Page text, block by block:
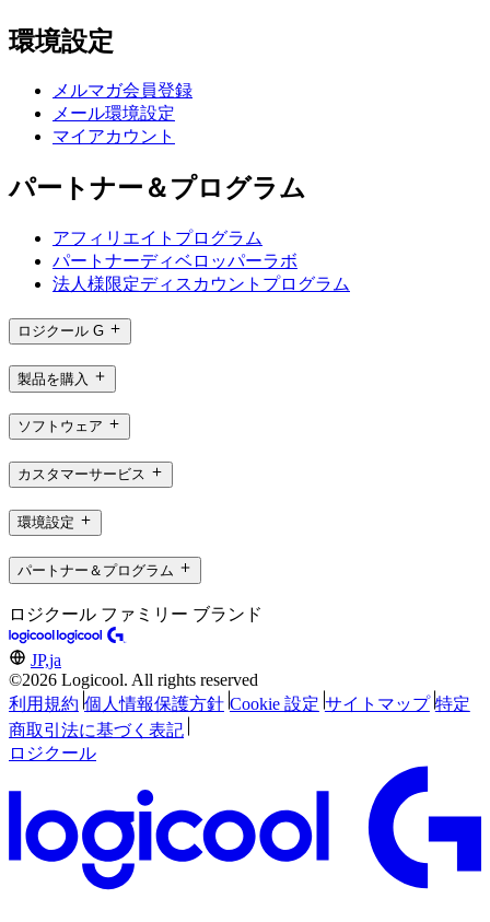
環境設定
メルマガ会員登録
メール環境設定
マイアカウント
パートナー＆プログラム
アフィリエイトプログラム
パートナーディベロッパーラボ
法人様限定ディスカウントプログラム
ロジクール G
製品を購入
ソフトウェア
カスタマーサービス
環境設定
パートナー＆プログラム
ロジクール ファミリー ブランド
JP,ja
©2026 Logicool. All rights reserved
利用規約 個人情報保護方針 Cookie 設定 サイトマップ 特定
商取引法に基づく表記
ロジクール